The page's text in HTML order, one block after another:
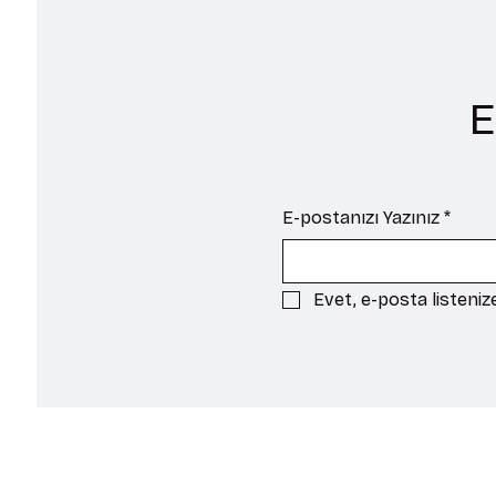
E-postanızı Yazınız *
Evet, e-posta